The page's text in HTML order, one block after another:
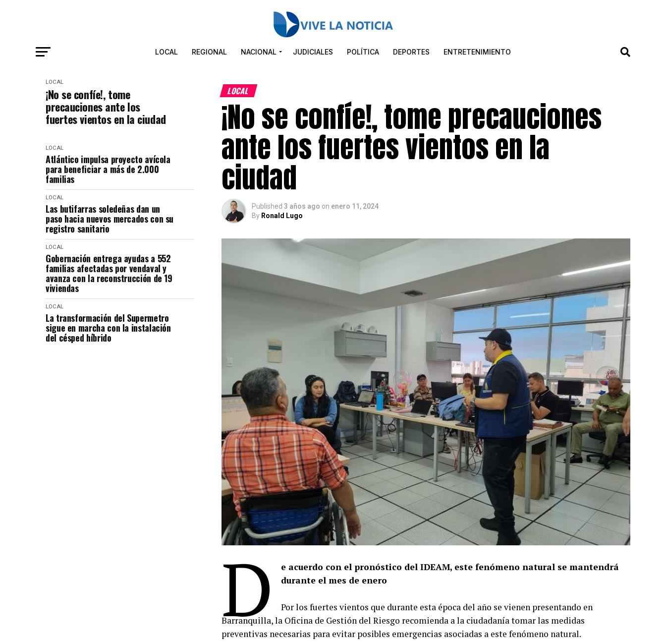
LOCAL REGIONAL NACIONAL JUDICIALES POLÍTICA DEPORTES ENTRETENIMIENTO
LOCAL
¡No se confíe!, tome
precauciones ante los
fuertes vientos en la ciudad
LOCAL
Atlántico impulsa proyecto avícola
para beneficiar a más de 2.000
familias
LOCAL
Las butifarras soledeñas dan un
paso hacia nuevos mercados con su
registro sanitario
LOCAL
Gobernación entrega ayudas a 552
familias afectadas por vendaval y
avanza con la reconstrucción de 19
viviendas
LOCAL
La transformación del Supermetro
sigue en marcha con la instalación
del césped híbrido
LOCAL
¡No se confíe!, tome precauciones
ante los fuertes vientos en la
ciudad
Published 3 años ago on enero 11, 2024
By Ronald Lugo
D
e acuerdo con el pronóstico del IDEAM, este fenómeno natural se mantendrá
durante el mes de enero
Por los fuertes vientos que durante esta época del año se vienen presentando en
Barranquilla, la Oficina de Gestión del Riesgo recomienda a la ciudadanía tomar las medidas
preventivas necesarias para evitar posibles emergencias asociadas a este fenómeno natural.